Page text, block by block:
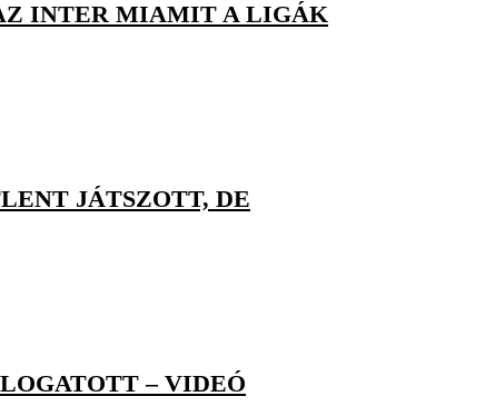
INTER MIAMIT A LIGÁK
JÁTSZOTT, DE
– VIDEÓ